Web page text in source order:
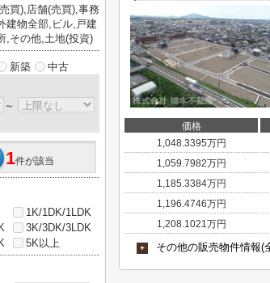
価格
1,048.3395万円
1,059.7982万円
1,185.3384万円
1,196.4746万円
1,208.1021万円
+ その他の販売物件情報(
買),店舗(売買),事務
建物全部,ビル,戸建
,その他,土地(投資)
新築
中古
～
1件が該当
1K/1DK/1LDK
3K/3DK/3LDK
5K以上